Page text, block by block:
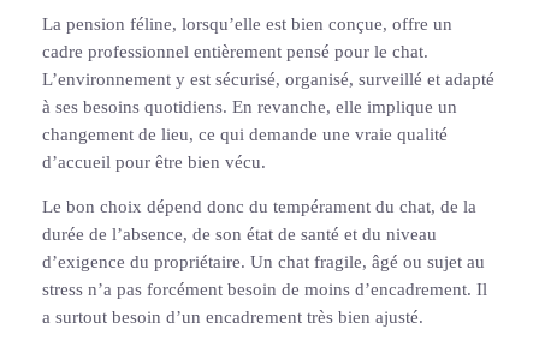
La pension féline, lorsqu’elle est bien conçue, offre un
cadre professionnel entièrement pensé pour le chat.
L’environnement y est sécurisé, organisé, surveillé et adapté
à ses besoins quotidiens. En revanche, elle implique un
changement de lieu, ce qui demande une vraie qualité
d’accueil pour être bien vécu.
Le bon choix dépend donc du tempérament du chat, de la
durée de l’absence, de son état de santé et du niveau
d’exigence du propriétaire. Un chat fragile, âgé ou sujet au
stress n’a pas forcément besoin de moins d’encadrement. Il
a surtout besoin d’un encadrement très bien ajusté.